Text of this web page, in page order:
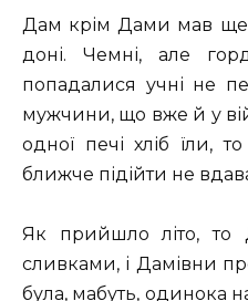
Дам крім Дами мав ще
доні. Чемні, але
попадалися учні не
мужчини, що вже й у
одної печі хліб їли,
ближче підійти не
Як прийшло літо, то
сливками, і Дамівни
була, мабуть, одинока